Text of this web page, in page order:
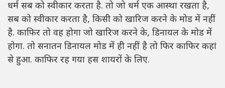
धर्म सब को स्वीकार करता है. तो जो धर्म एक आस्था रखता है,
सब को स्वीकार करता है, किसी को खारिज करने के मोड में नहीं
है. काफिर तो वह होगा जो खारिज करने के, डिनायल के मोड में
होगा. तो सनातन डिनायल मोड में ही नहीं है तो फिर काफिर कहां
से हुआ. काफिर रह गया हस शायरों के लिए.